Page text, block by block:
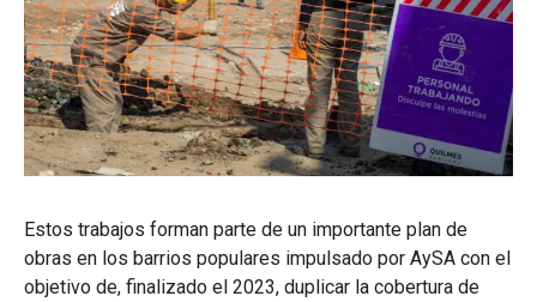
Estos trabajos forman parte de un importante plan de
obras en los barrios populares impulsado por AySA con el
objetivo de, finalizado el 2023, duplicar la cobertura de